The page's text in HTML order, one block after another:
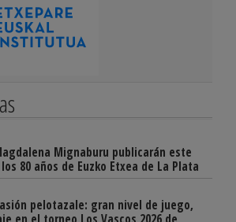
Mignaburu publicarán este
80 años de Euzko Etxea de La Plata
pelotazale: gran nivel de juego,